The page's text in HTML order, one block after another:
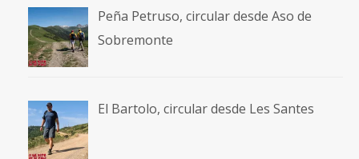
Peña Petruso, circular desde Aso de
Sobremonte
El Bartolo, circular desde Les Santes